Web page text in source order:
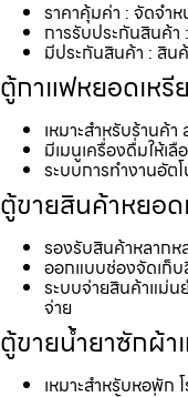
ราคาคุ้มค่า : จัดจำห
การรับประกันสินค้
มีประกันสินค้า : สิน
ตู้กาแฟหยอดเห
เหมาะสำหรับร้านค้
มีเมนูเครื่องดื่มให้เ
ระบบการทำงานอัต
ตู้ขายสินค้าหยอ
รองรับสินค้าหลากห
ออกแบบช่องจัดเก็บ
ระบบจ่ายสินค้าแม่น
จ่าย
ตู้ขายน้ำยาซักผ้า
เหมาะสำหรับหอพัก